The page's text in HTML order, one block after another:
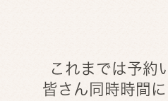
これまでは予約
皆さん同時時間